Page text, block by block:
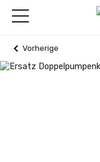
Vorherige